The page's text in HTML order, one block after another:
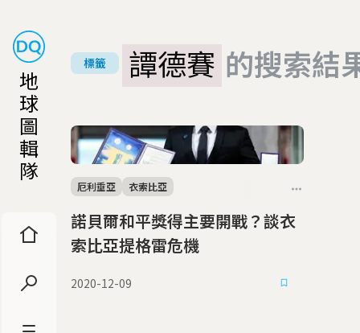
地
球
圖
輯
隊
標籤 譚德賽 的搜索結
諾貝爾和平獎得主要開戰？談衣
索比亞提格雷危機
厄利垂亞 衣索比亞
2020-12-09